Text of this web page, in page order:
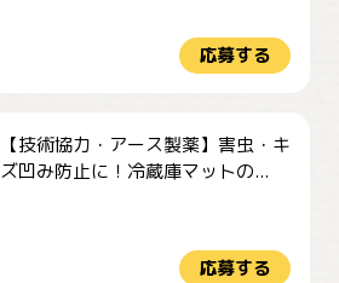
応募する
【技術協力・アース製薬】害虫・キ
ズ凹み防止に！冷蔵庫マットの...
応募する